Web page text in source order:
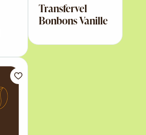
Transfervel
Bonbons Vanille